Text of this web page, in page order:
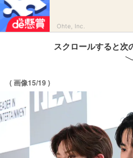
Ohte, Inc.
スクロールすると次
( 画像15/19 )